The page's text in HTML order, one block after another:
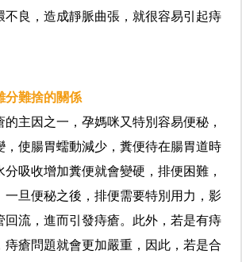
不良，造成靜脈曲張，就很容易引起痔
分難捨的關係
主因之一，孕媽咪又特別容易便秘，
，使腸胃蠕動減少，糞便待在腸胃道時
分吸收增加糞便就會變硬，排便困難，
一旦便秘之後，排便需要特別用力，影
回流，進而引發痔瘡。此外，若是有痔
痔瘡問題就會更加嚴重，因此，若是合